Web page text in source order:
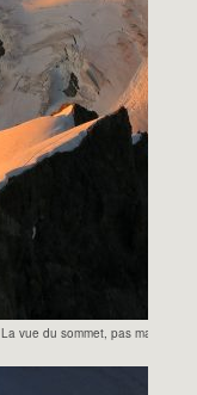
La vue du sommet, pas mal…